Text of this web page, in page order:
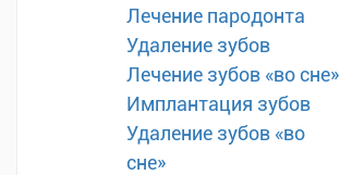
Лечение пародонта
Удаление зубов
Лечение зубов «во сне»
Имплантация зубов
Удаление зубов «во
сне»